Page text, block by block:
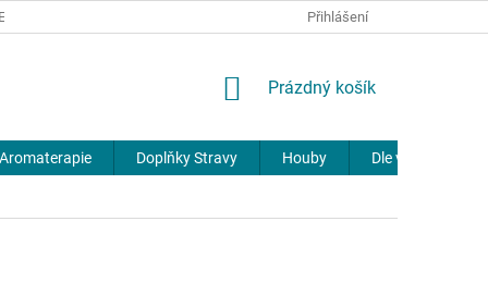
JOURNAL
Přihlášení
NÁKUPNÍ
Prázdný košík
Aromaterapie Doplňky Stravy Houby Dle výrobců